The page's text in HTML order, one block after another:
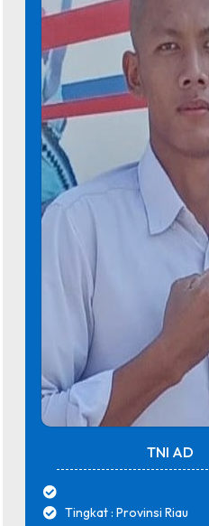
TNI AD
Tingkat : Provinsi Riau